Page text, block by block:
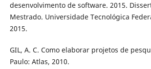
desenvolvimento de software. 2015.
Mestrado. Universidade Tecnológica
2015.
GIL, A. C. Como elaborar projetos de
Paulo: Atlas, 2010.